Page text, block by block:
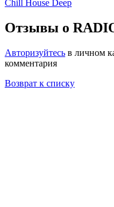
Chill House Deep
Отзывы о
Авторизуйтесь в личном
комментария
Возврат к списку